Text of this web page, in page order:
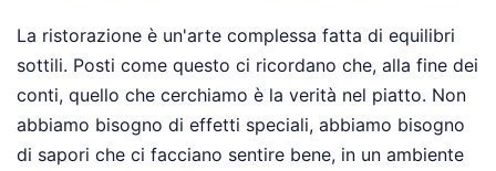
La ristorazione è un'arte complessa fatta di equilibri
sottili. Posti come questo ci ricordano che, alla fine dei
conti, quello che cerchiamo è la verità nel piatto. Non
abbiamo bisogno di effetti speciali, abbiamo bisogno
di sapori che ci facciano sentire bene, in un ambiente